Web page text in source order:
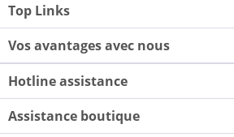
Top Links
Vos avantages avec nous
Hotline assistance
Assistance boutique